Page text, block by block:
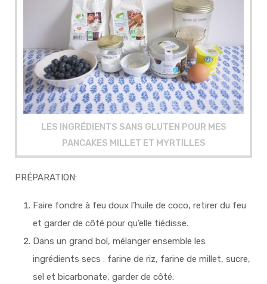
LES INGRÉDIENTS SANS GLUTEN POUR MES
PANCAKES MILLET ET MYRTILLES
PRÉPARATION:
Faire fondre à feu doux l’huile de coco, retirer du feu
et garder de côté pour qu’elle tiédisse.
Dans un grand bol, mélanger ensemble les
ingrédients secs : farine de riz, farine de millet, sucre,
sel et bicarbonate, garder de côté.